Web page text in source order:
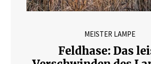
MEISTER LAMPE
Feldhase: Das